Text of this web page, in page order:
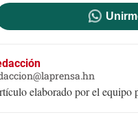
elaborado por el